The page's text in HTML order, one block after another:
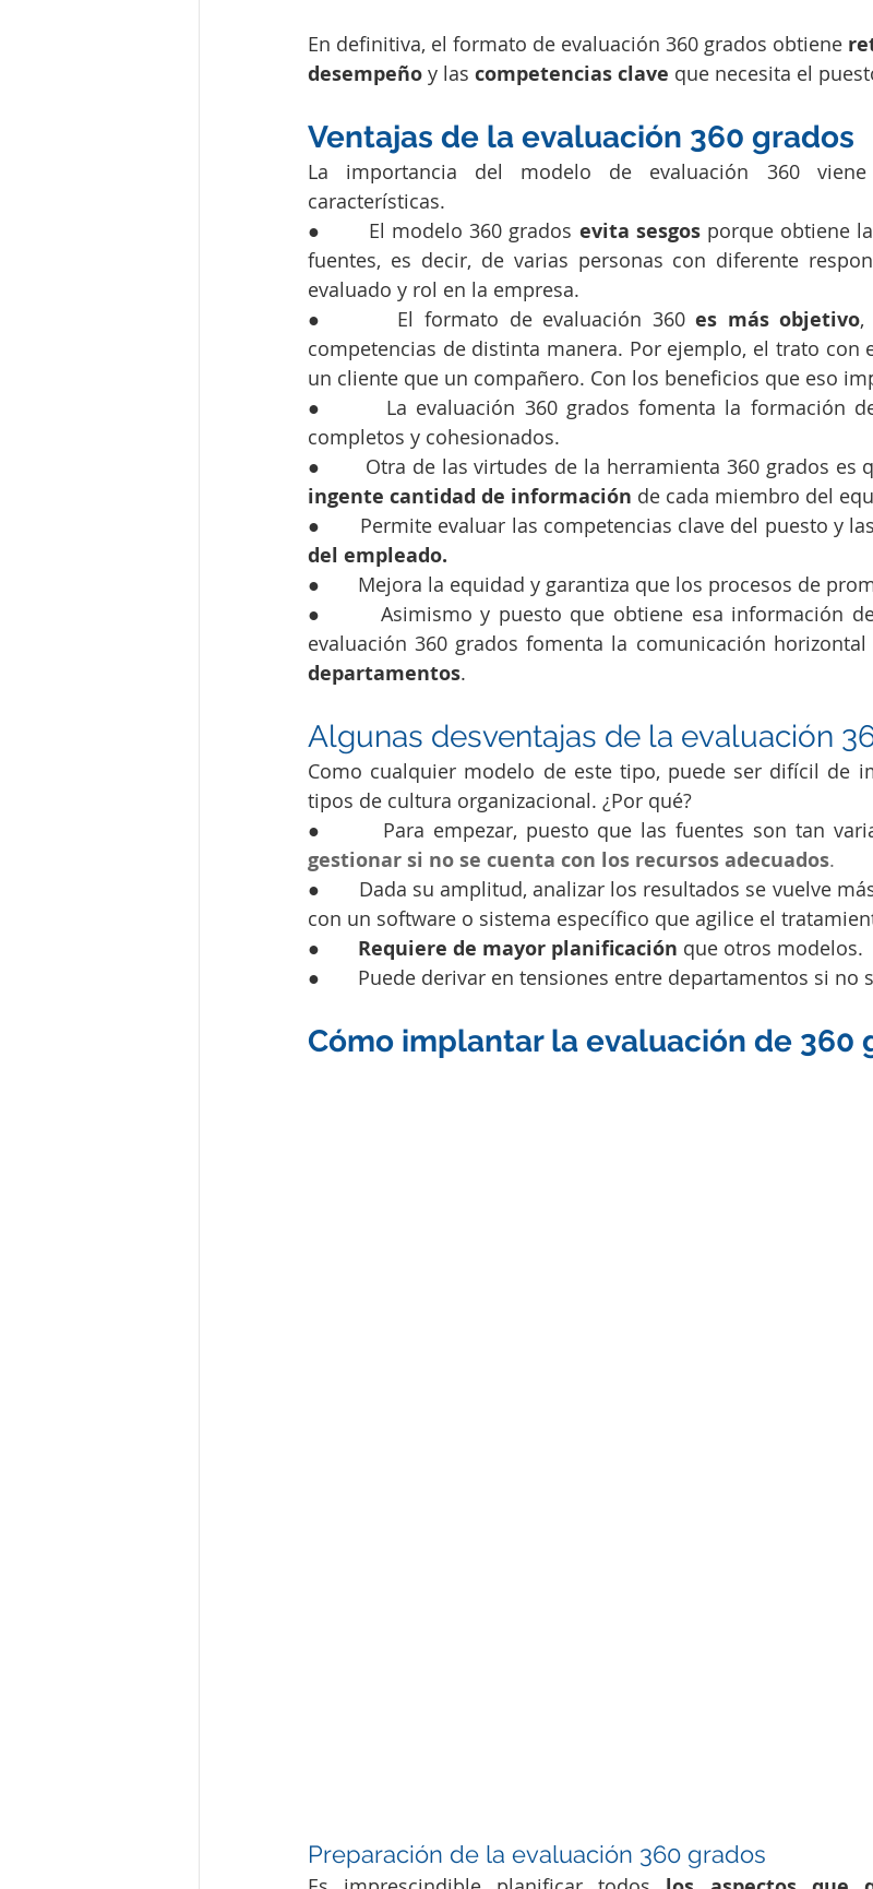
En definitiva, el formato de evaluación 360 grados obtiene
desempeño y las competencias clave que necesita el
Ventajas de la evaluación 360 grados
La importancia del modelo de evaluación 360
características.
●       El modelo 360 grados evita sesgos porque obtiene
fuentes, es decir, de varias personas con diferente
evaluado y rol en la empresa.
●       El formato de evaluación 360 es más objetivo,
competencias de distinta manera. Por ejemplo, el trato con
un cliente que un compañero. Con los beneficios que eso
●       La evaluación 360 grados fomenta la formación
completos y cohesionados.
●       Otra de las virtudes de la herramienta 360 grados es
ingente cantidad de información de cada miembro del
●       Permite evaluar las competencias clave del puesto y
del empleado.
●       Mejora la equidad y garantiza que los procesos de
●       Asimismo y puesto que obtiene esa información
evaluación 360 grados fomenta la comunicación horizontal
departamentos.
Algunas desventajas de la evaluación
Como cualquier modelo de este tipo, puede ser difícil de
tipos de cultura organizacional. ¿Por qué?
●       Para empezar, puesto que las fuentes son tan
gestionar si no se cuenta con los recursos adecuados.
●       Dada su amplitud, analizar los resultados se vuelve
con un software o sistema específico que agilice el
● Requiere de mayor planificación que otros modelos.
●       Puede derivar en tensiones entre departamentos si no
Cómo implantar la evaluación de 360
Preparación de la evaluación 360 grados